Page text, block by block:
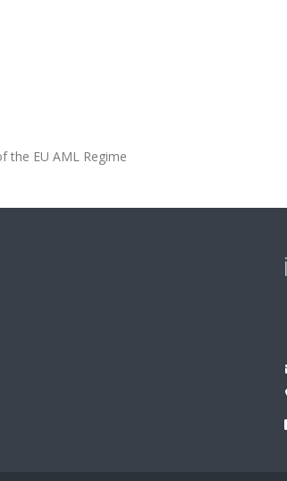
the EU AML Regime